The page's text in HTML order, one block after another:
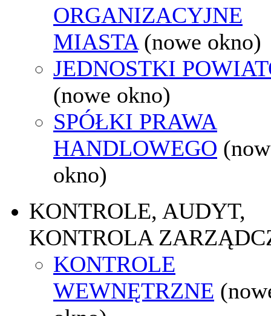
ORGANIZACYJNE
MIASTA (nowe okno)
JEDNOSTKI
(nowe okno)
SPÓŁKI PRAWA
HANDLOWEGO
okno)
KONTROLE, AUDYT,
KONTROLA
KONTROLE
WEWNĘTRZNE